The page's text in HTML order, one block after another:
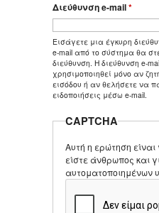
Διεύθυνση e-mail*
Εισάγετε μια έγκυρη
e-mail από το σύστημα θα
διεύθυνση. Η διεύθυνση e-
χρησιμοποιηθεί μόνο αν
εισόδου ή αν θελήσετε να
ειδοποιήσεις μέσω e-mail.
CAPTCHA
Αυτή η ερώτηση
είστε άνθρωπος και
αυτοματοποιημένων